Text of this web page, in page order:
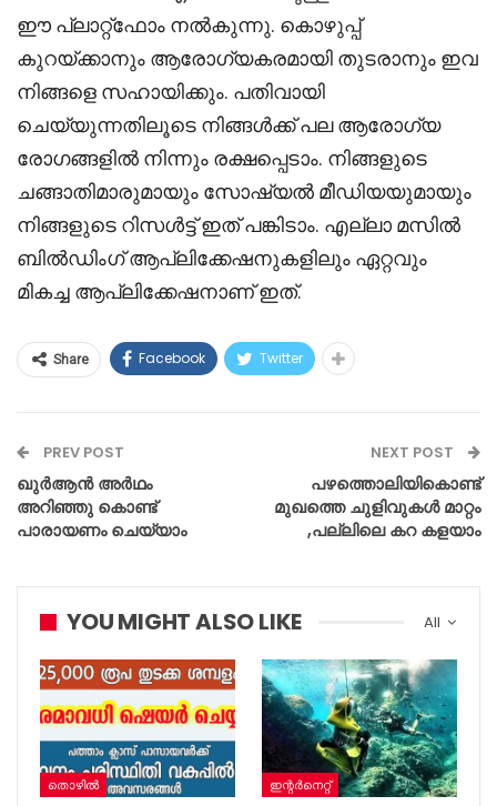
ഈ പ്ലാറ്റ്‌ഫോം നൽകുന്നു. കൊഴുപ്പ്
കുറയ്ക്കാനും ആരോഗ്യകരമായി തുടരാനും ഇവ
നിങ്ങളെ സഹായിക്കും. പതിവായി
ചെയ്യുന്നതിലൂടെ നിങ്ങൾക്ക് പല ആരോഗ്യ
രോഗങ്ങളിൽ നിന്നും രക്ഷപ്പെടാം. നിങ്ങളുടെ
ചങ്ങാതിമാരുമായും സോഷ്യൽ മീഡിയയുമായും
നിങ്ങളുടെ റിസൾട്ട് ഇത് പങ്കിടാം. എല്ലാ മസിൽ
ബിൽഡിംഗ് ആപ്ലിക്കേഷനുകളിലും ഏറ്റവും
മികച്ച ആപ്ലിക്കേഷനാണ് ഇത്.
Share Facebook Twitter
PREV POST
ഖുർആൻ അർഥം
അറിഞ്ഞു കൊണ്ട്
പാരായണം ചെയ്യാം
NEXT POST
പഴത്തൊലിയികൊണ്ട്
മുഖത്തെ ചുളിവുകൾ മാറ്റം
,പല്ലിലെ കറ കളയാം
All
YOU MIGHT ALSO LIKE
തൊഴിൽ ഇന്റര്‍നെറ്റ്